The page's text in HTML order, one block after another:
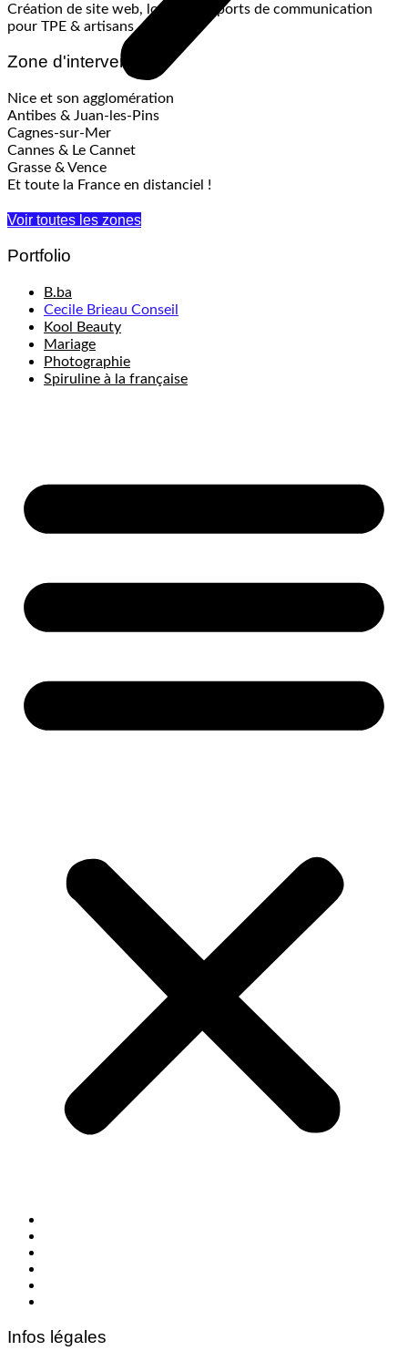
Création de site web, logo et supports de communication
pour TPE & artisans
Zone d'intervention
Nice et son agglomération
Antibes & Juan-les-Pins
Cagnes-sur-Mer
Cannes & Le Cannet
Grasse & Vence
Et toute la France en distanciel !
Voir toutes les zones
Portfolio
B.ba
Cecile Brieau Conseil
Kool Beauty
Mariage
Photographie
Spiruline à la française
Infos légales